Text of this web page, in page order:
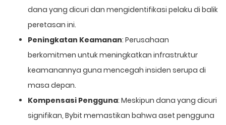
dana yang dicuri dan mengidentifikasi pelaku di balik
peretasan ini.
Peningkatan Keamanan: Perusahaan
berkomitmen untuk meningkatkan infrastruktur
keamanannya guna mencegah insiden serupa di
masa depan.
Kompensasi Pengguna: Meskipun dana yang dicuri
signifikan, Bybit memastikan bahwa aset pengguna